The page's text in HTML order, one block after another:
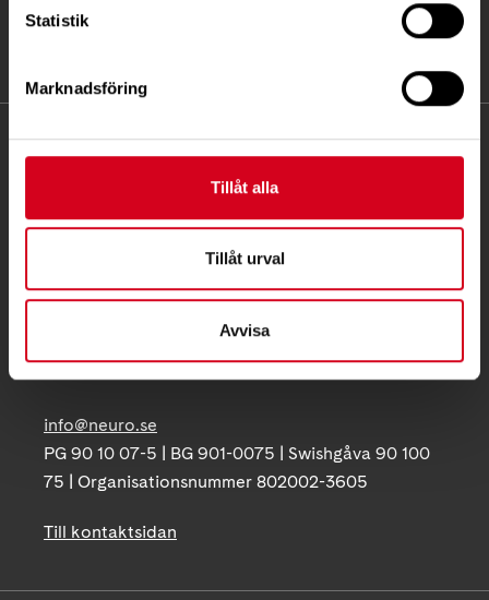
Statistik
Marknadsföring
Tillåt alla
Tillåt urval
Avvisa
KONTAKT
Ågatan 12 C, 172 62 Sundbyberg
08-677 70 10
171 04 Solna
info@neuro.se
PG 90 10 07-5 | BG 901-0075 | Swishgåva 90 100
75 | Organisationsnummer 802002-3605
Till kontaktsidan